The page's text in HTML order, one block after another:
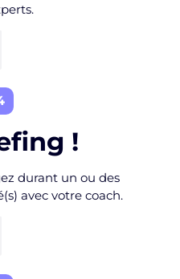
!
durant un ou des
avec votre coach.